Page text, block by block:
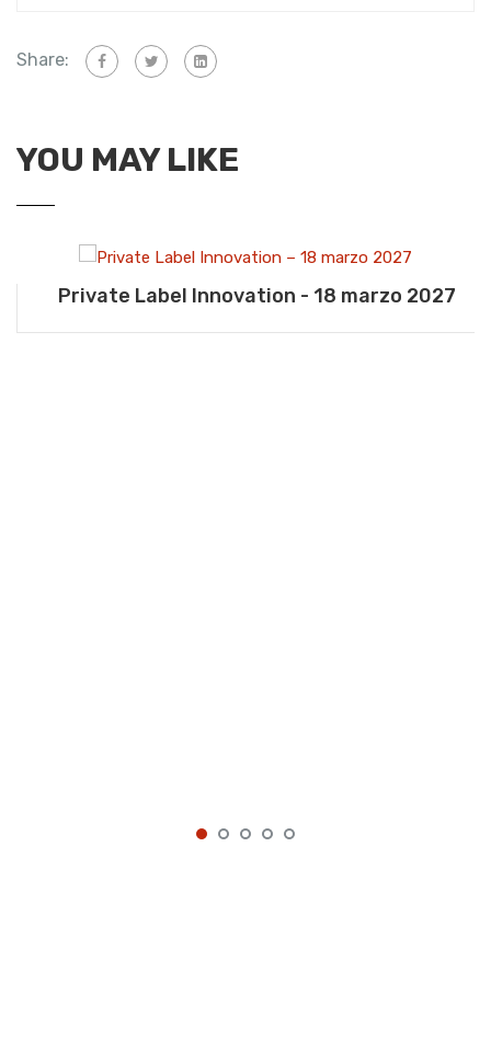
Share:
YOU MAY LIKE
Private Label Innovation - 18 marzo 2027